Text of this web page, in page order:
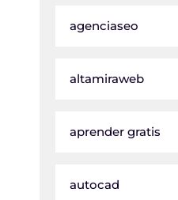
agenciaseo
altamiraweb
aprender gratis
autocad